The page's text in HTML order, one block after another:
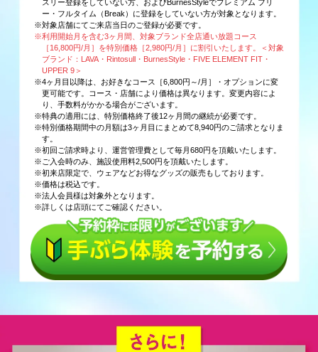
スリー登録をしていない方、およびBurnesStyleでプレミアム フリ
ー・フルタイム（Break）に登録をしていない方が対象となります。
※対象店舗にてご来店当日のご登録が必要です。
※利用開始月を含む3ヶ月間、対象ブランド全店通い放題コース
［16,800円/月］を特別価格［2,980円/月］に割引いたします。＜対象
ブランド：LAVA・Rintosull・BurnesStyle・FIVE ELEMENT FIT・
UPPER 9＞
※4ヶ月目以降は、お好きなコース［6,800円～/月］・オプションに変
更可能です。コース・店舗により価格は異なります。変更内容によ
り、手数料がかかる場合がございます。
※特典の適用には、特別価格終了後12ヶ月間の継続が必要です。
※特別価格期間中の月額は3ヶ月目にまとめて8,940円のご請求となりま
す。
※初回ご請求時より、運営管理費として毎月680円を頂戴いたします。
※ご入会時のみ、施設使用料2,500円を頂戴いたします。
※初来店限定で、ウェアなどお得なグッズの販売もしております。
※価格は税込です。
※法人会員様は対象外となります。
※詳しくは店頭にてご確認ください。